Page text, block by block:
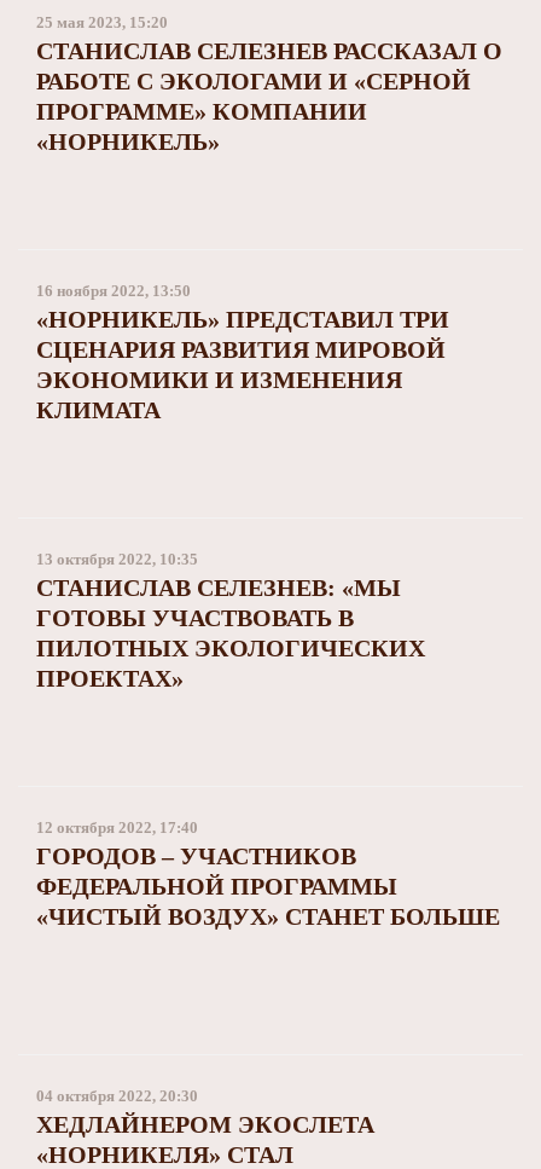
25 мая 2023, 15:20
СТАНИСЛАВ СЕЛЕЗНЕВ РАССКАЗАЛ О
РАБОТЕ С ЭКОЛОГАМИ И «СЕРНОЙ
ПРОГРАММЕ» КОМПАНИИ
«НОРНИКЕЛЬ»
16 ноября 2022, 13:50
«НОРНИКЕЛЬ» ПРЕДСТАВИЛ ТРИ
СЦЕНАРИЯ РАЗВИТИЯ МИРОВОЙ
ЭКОНОМИКИ И ИЗМЕНЕНИЯ
КЛИМАТА
13 октября 2022, 10:35
СТАНИСЛАВ СЕЛЕЗНЕВ: «МЫ
ГОТОВЫ УЧАСТВОВАТЬ В
ПИЛОТНЫХ ЭКОЛОГИЧЕСКИХ
ПРОЕКТАХ»
12 октября 2022, 17:40
ГОРОДОВ – УЧАСТНИКОВ
ФЕДЕРАЛЬНОЙ ПРОГРАММЫ
«ЧИСТЫЙ ВОЗДУХ» СТАНЕТ БОЛЬШЕ
04 октября 2022, 20:30
ХЕДЛАЙНЕРОМ ЭКОСЛЕТА
«НОРНИКЕЛЯ» СТАЛ